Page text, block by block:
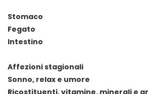
Stomaco
Fegato
Intestino
Affezioni stagionali
Sonno, relax e umore
Ricostituenti, vitamine, minerali e